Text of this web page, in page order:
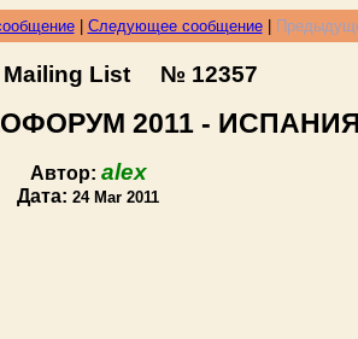
| Следующее сообщение|
Mailing List № 12357
2011 - ИСПАНИЯ
Автор: alex
Дата: 24 Mar 2011